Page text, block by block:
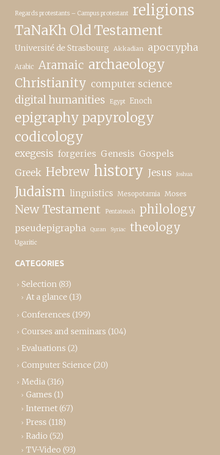
Regards protestants – Campus protestant religions
TaNaKh Old Testament
Université de Strasbourg Akkadian apocrypha
Arabic Aramaic archaeology
Christianity computer science
digital humanities Egypt Enoch
epigraphy papyrology
codicology
exegesis forgeries Genesis Gospels
Greek Hebrew history Jesus Joshua
Judaism linguistics Mesopotamia Moses
New Testament Pentateuch philology
pseudepigrapha Quran Syriac theology
Ugaritic
CATEGORIES
Selection (83)
At a glance (13)
Conferences (199)
Courses and seminars (104)
Evaluations (2)
Computer Science (20)
Media (316)
Games (1)
Internet (67)
Press (118)
Radio (52)
TV-Video (93)